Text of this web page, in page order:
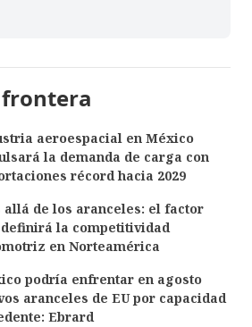
aeroespacial en México
la demanda de carga con
récord hacia 2029
allá de los aranceles: el factor
definirá la competitividad
en Norteamérica
podría enfrentar en agosto
aranceles de EU por capacidad
Ebrard